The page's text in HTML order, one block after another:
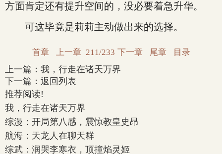
方面肯定还有提升空间的，没必要着急升华。
可这毕竟是莉莉主动做出来的选择。
首章 上一章 211/233 下一章 尾章 目录
上一篇： 我，行走在诸天万界
下一篇： 返回列表
推荐阅读!
我，行走在诸天万界
综漫：开局第八感，震惊教皇史昂
航海：天龙人在聊天群
综武：润哭李寒衣，顶撞焰灵姬